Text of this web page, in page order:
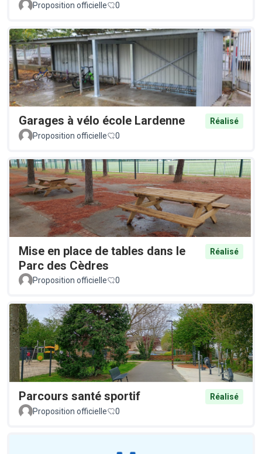
Proposition officielle 0
Garages à vélo école Lardenne
Réalisé
Proposition officielle
0
Mise en place de tables dans le
Parc des Cèdres
Réalisé
Proposition officielle 0
Parcours santé sportif
Réalisé
Proposition officielle
0